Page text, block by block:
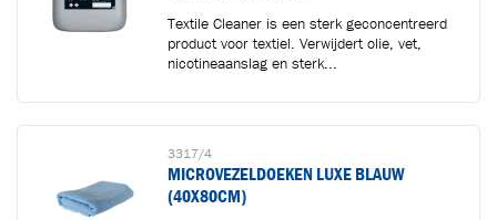
Textile Cleaner is een sterk geconcentreerd
product voor textiel. Verwijdert olie, vet,
nicotineaanslag en sterk...
3317/4
MICROVEZELDOEKEN LUXE BLAUW
(40X80CM)